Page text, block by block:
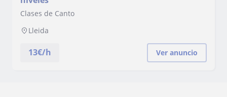
Clases de Canto
Lleida
13€/h Ver anuncio